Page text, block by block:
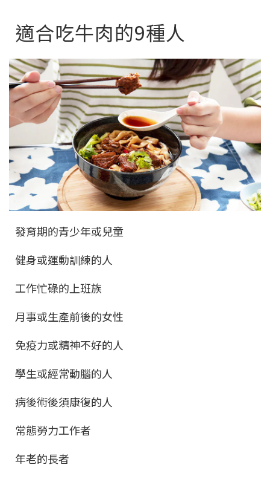
適合吃牛肉的9種人
發育期的青少年或兒童
健身或運動訓練的人
工作忙碌的上班族
月事或生產前後的女性
免疫力或精神不好的人
學生或經常動腦的人
病後術後須康復的人
常態勞力工作者
年老的長者